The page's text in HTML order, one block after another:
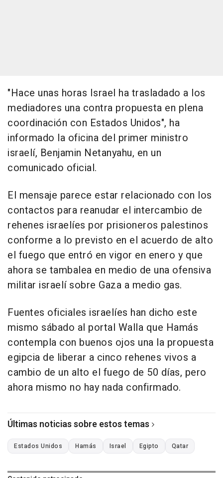
"Hace unas horas Israel ha trasladado a los
mediadores una contra propuesta en plena
coordinación con Estados Unidos", ha
informado la oficina del primer ministro
israelí, Benjamin Netanyahu, en un
comunicado oficial.
El mensaje parece estar relacionado con los
contactos para reanudar el intercambio de
rehenes israelíes por prisioneros palestinos
conforme a lo previsto en el acuerdo de alto
el fuego que entró en vigor en enero y que
ahora se tambalea en medio de una ofensiva
militar israelí sobre Gaza a medio gas.
Fuentes oficiales israelíes han dicho este
mismo sábado al portal Walla que Hamás
contempla con buenos ojos una la propuesta
egipcia de liberar a cinco rehenes vivos a
cambio de un alto el fuego de 50 días, pero
ahora mismo no hay nada confirmado.
Últimas noticias sobre estos temas
Estados Unidos Hamás Israel Egipto Qatar